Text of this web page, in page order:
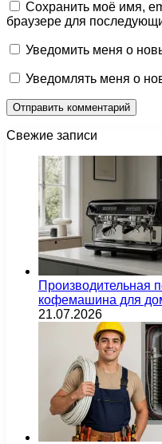
Сохранить моё имя,
браузере для
Уведомить меня о
Уведомлять меня о
Свежие записи
Производительная
кофемашина для
21.07.2026